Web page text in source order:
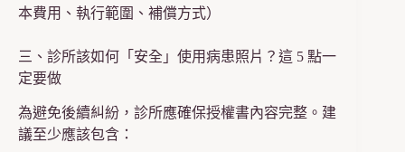
本費用、執行範圍、補償方式）
三、診所該如何「安全」使用病患照片？這 5 點一
定要做
為避免後續糾紛，診所應確保授權書內容完整。建
議至少應該包含：